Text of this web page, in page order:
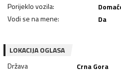
Porijeklo vozila:
Vodi se na mene: Da
LOKACIJA OGLASA
Država
Crna Gora